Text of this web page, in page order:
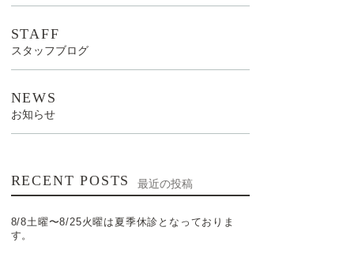
STAFF
スタッフブログ
NEWS
お知らせ
RECENT POSTS 最近の投稿
8/8土曜〜8/25火曜は夏季休診となっておりま
す。